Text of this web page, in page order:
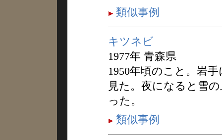
類似事例
キツネビ
1977年 青森県
1950年頃のこと。岩
見た。夜になると雪
った。
類似事例